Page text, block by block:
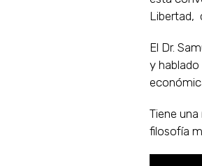
Libertad,
El Dr.
y
Tiene
filosofía